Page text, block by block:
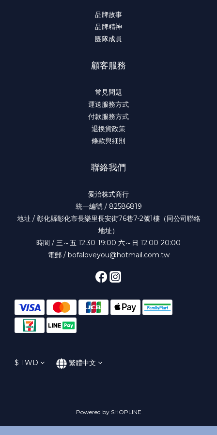
品牌故事
品牌精神
團隊成員
顧客服務
常見問題
運送服務方式
付款服務方式
退換貨政策
條款與細則
聯絡我們
愛治株式商行
統一編號 / 82586819
地址 / 彰化縣彰化市長樂里長安街76巷7-2號1樓（同公司聯絡
地址）
時間 / 三～五 12:30-19:00 六～日 12:00-20:00
電郵 / bofaloveyou@hotmail.com.tw
$ TWD 繁體中文
Powered by SHOPLINE